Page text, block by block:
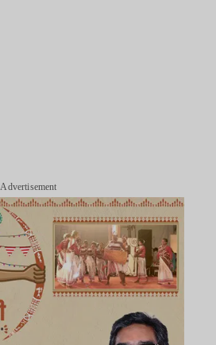
Advertisement